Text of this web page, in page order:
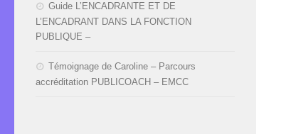
Guide L’ENCADRANTE ET DE
L’ENCADRANT DANS LA FONCTION
PUBLIQUE –
Témoignage de Caroline – Parcours
accréditation PUBLICOACH – EMCC